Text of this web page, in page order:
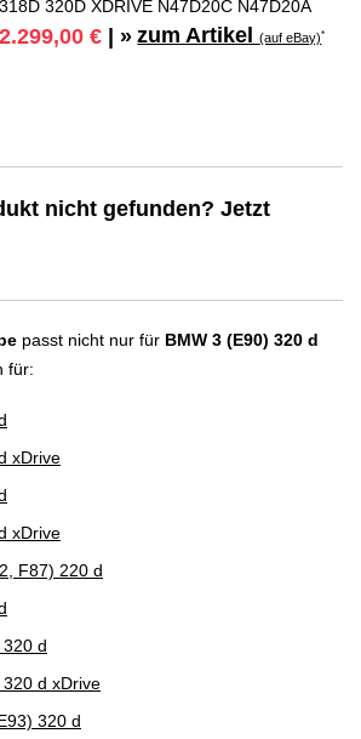
318D 320D XDRIVE N47D20C N47D20A
2.299,00 € | » zum Artikel(auf eBay)*
nicht gefunden? Jetzt
passt nicht nur für BMW 3 (E90) 320 d
für:
xDrive
xDrive
F87) 220 d
d
d xDrive
320 d